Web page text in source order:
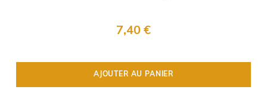
7,40 €
AJOUTER AU PANIER